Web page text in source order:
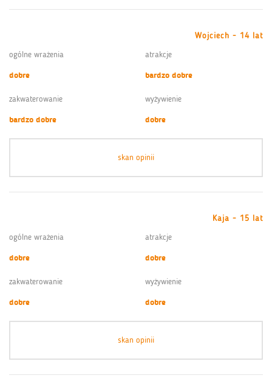
Wojciech - 14 lat
ogólne wrażenia
dobre
atrakcje
bardzo dobre
zakwaterowanie
bardzo dobre
wyżywienie
dobre
skan opinii
Kaja - 15 lat
ogólne wrażenia
dobre
atrakcje
dobre
zakwaterowanie
dobre
wyżywienie
dobre
skan opinii